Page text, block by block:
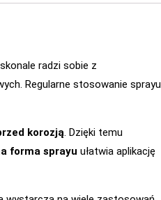
radzi sobie z
Regularne stosowanie sprayu
korozją. Dzięki temu
forma sprayu ułatwia aplikację